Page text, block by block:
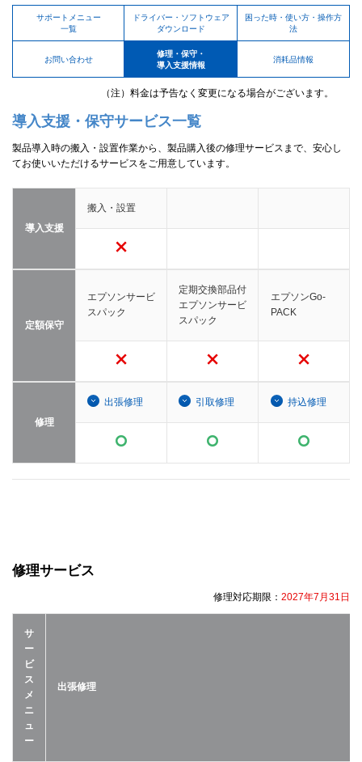
サポートメニュー
一覧
ドライバー・ソフトウェア
ダウンロード
困った時・使い方・操作方
法
お問い合わせ
修理・保守・
導入支援情報
消耗品情報
（注）料金は予告なく変更になる場合がございます。
導入支援・保守サービス一覧
製品導入時の搬入・設置作業から、製品購入後の修理サービスまで、安心し
てお使いいただけるサービスをご用意しています。
導入支援
搬入・設置
定額保守
エプソンサービ
スパック
定期交換部品付
エプソンサービ
スパック
エプソンGo-
PACK
修理
出張修理 引取修理 持込修理
修理サービス
修理対応期限： 2027年7月31日
サ
ー
ビ
ス
メ
ニ
ュ
ー
出張修理